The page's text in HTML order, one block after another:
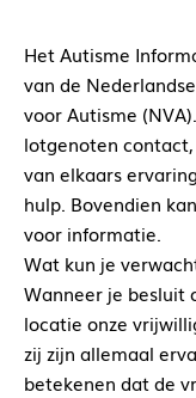
Het Autisme
van de
voor Autisme
lotgenoten
van elkaars
hulp. Bovendien
voor informatie.
Wat kun je
Wanneer je besluit
locatie onze
zij zijn allemaal
betekenen dat de